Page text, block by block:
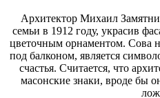
Архитектор Михаил
семьи в 1912 году, украсив
цветочным орнаментом. Сова
под балконом, является
счастья. Считается, что
масонские знаки, вроде бы